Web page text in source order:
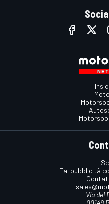
Fai pubblicità
Via del